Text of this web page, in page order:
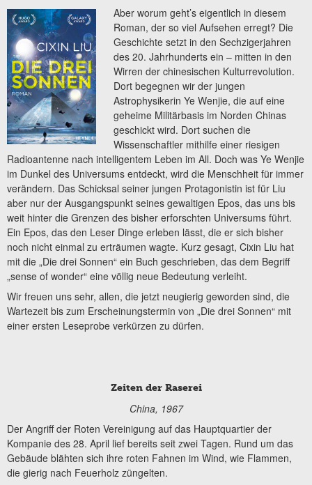
Aber worum geht’s eigentlich in diesem
Roman, der so viel Aufsehen erregt? Die
Geschichte setzt in den Sechzigerjahren
des 20. Jahrhunderts ein – mitten in den
Wirren der chinesischen Kulturrevolution.
Dort begegnen wir der jungen
Astrophysikerin Ye Wenjie, die auf eine
geheime Militärbasis im Norden Chinas
geschickt wird. Dort suchen die
Wissenschaftler mithilfe einer riesigen
Radioantenne nach intelligentem Leben im All. Doch was Ye Wenjie
im Dunkel des Universums entdeckt, wird die Menschheit für immer
verändern. Das Schicksal seiner jungen Protagonistin ist für Liu
aber nur der Ausgangspunkt seines gewaltigen Epos, das uns bis
weit hinter die Grenzen des bisher erforschten Universums führt.
Ein Epos, das den Leser Dinge erleben lässt, die er sich bisher
noch nicht einmal zu erträumen wagte. Kurz gesagt, Cixin Liu hat
mit die „Die drei Sonnen“ ein Buch geschrieben, das dem Begriff
„sense of wonder“ eine völlig neue Bedeutung verleiht.
Wir freuen uns sehr, allen, die jetzt neugierig geworden sind, die
Wartezeit bis zum Erscheinungstermin von „Die drei Sonnen“ mit
einer ersten Leseprobe verkürzen zu dürfen.
Zeiten der Raserei
China, 1967
Der Angriff der Roten Vereinigung auf das Hauptquartier der
Kompanie des 28. April lief bereits seit zwei Tagen. Rund um das
Gebäude blähten sich ihre roten Fahnen im Wind, wie Flammen,
die gierig nach Feuerholz züngelten.